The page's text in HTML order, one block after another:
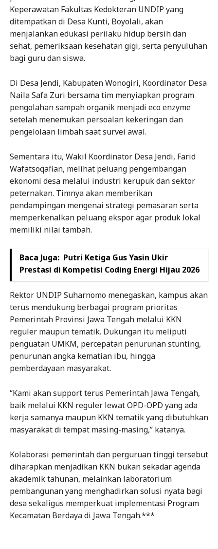
Keperawatan Fakultas Kedokteran UNDIP yang
ditempatkan di Desa Kunti, Boyolali, akan
menjalankan edukasi perilaku hidup bersih dan
sehat, pemeriksaan kesehatan gigi, serta penyuluhan
bagi guru dan siswa.
Di Desa Jendi, Kabupaten Wonogiri, Koordinator Desa
Naila Safa Zuri bersama tim menyiapkan program
pengolahan sampah organik menjadi eco enzyme
setelah menemukan persoalan kekeringan dan
pengelolaan limbah saat survei awal.
Sementara itu, Wakil Koordinator Desa Jendi, Farid
Wafatsoqafian, melihat peluang pengembangan
ekonomi desa melalui industri kerupuk dan sektor
peternakan. Timnya akan memberikan
pendampingan mengenai strategi pemasaran serta
memperkenalkan peluang ekspor agar produk lokal
memiliki nilai tambah.
Baca Juga: Putri Ketiga Gus Yasin Ukir
Prestasi di Kompetisi Coding Energi Hijau 2026
Rektor UNDIP Suharnomo menegaskan, kampus akan
terus mendukung berbagai program prioritas
Pemerintah Provinsi Jawa Tengah melalui KKN
reguler maupun tematik. Dukungan itu meliputi
penguatan UMKM, percepatan penurunan stunting,
penurunan angka kematian ibu, hingga
pemberdayaan masyarakat.
“Kami akan support terus Pemerintah Jawa Tengah,
baik melalui KKN reguler lewat OPD-OPD yang ada
kerja samanya maupun KKN tematik yang dibutuhkan
masyarakat di tempat masing-masing,” katanya.
Kolaborasi pemerintah dan perguruan tinggi tersebut
diharapkan menjadikan KKN bukan sekadar agenda
akademik tahunan, melainkan laboratorium
pembangunan yang menghadirkan solusi nyata bagi
desa sekaligus memperkuat implementasi Program
Kecamatan Berdaya di Jawa Tengah.***